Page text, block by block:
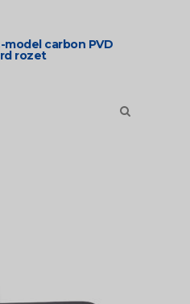
carbon PVD
rozet